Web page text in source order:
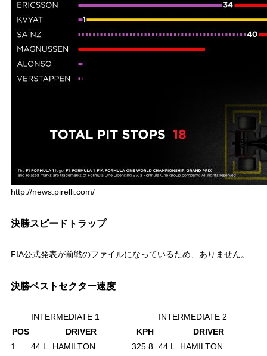
http://news.pirelli.com/
決勝スピードトラップ
FIA公式発表が前戦のファイルになっているため、ありません。
決勝ベストセクター速度
INTERMEDIATE 1
INTERMEDIATE 2
POS
DRIVER KPH DRIVER
1
44 L. HAMILTON 325.8 44 L. HAMILTON